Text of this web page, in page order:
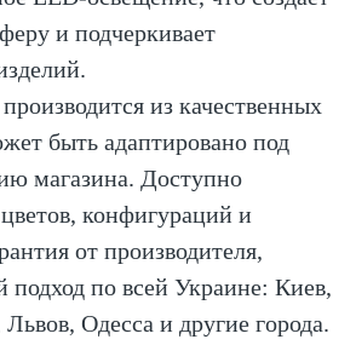
и подчеркивает
из качественных
быть адаптировано под
магазина. Доступно
конфигураций и
от производителя,
подход по всей Украине: Киев,
Одесса и другие города.